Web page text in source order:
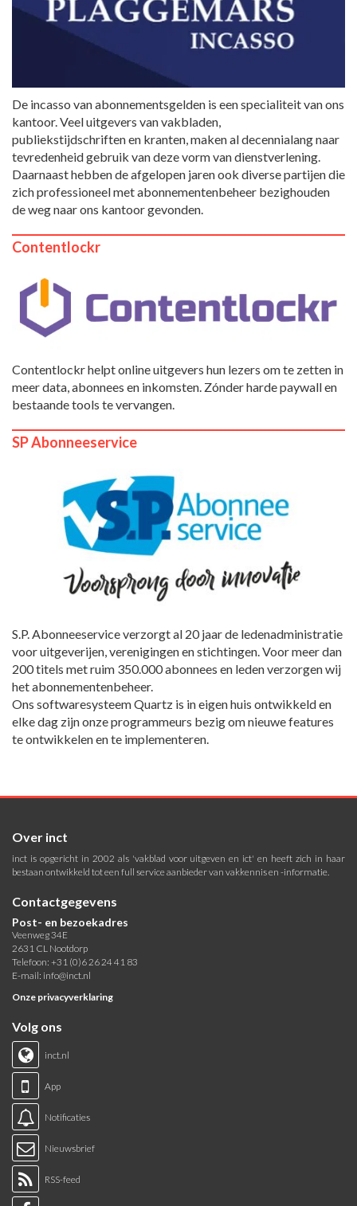
De incasso van abonnementsgelden is een specialiteit van ons
kantoor. Veel uitgevers van vakbladen,
publiekstijdschriften en kranten, maken al decennialang naar
tevredenheid gebruik van deze vorm van dienstverlening.
Daarnaast hebben de afgelopen jaren ook diverse partijen die
zich professioneel met abonnementenbeheer bezighouden
de weg naar ons kantoor gevonden.
Contentlockr
Contentlockr helpt online uitgevers hun lezers om te zetten in
meer data, abonnees en inkomsten. Zónder harde paywall en
bestaande tools te vervangen.
SP Abonneeservice
S.P. Abonneeservice verzorgt al 20 jaar de ledenadministratie
voor uitgeverijen, verenigingen en stichtingen. Voor meer dan
200 titels met ruim 350.000 abonnees en leden verzorgen wij
het abonnementenbeheer.
Ons softwaresysteem Quartz is in eigen huis ontwikkeld en
elke dag zijn onze programmeurs bezig om nieuwe features
te ontwikkelen en te implementeren.
Over inct
inct is opgericht in 2002 als 'vakblad voor uitgeven en ict' en heeft zich in haar
bestaan ontwikkeld tot een full service aanbieder van vakkennis en -informatie.
Contactgegevens
Post- en bezoekadres
Veenweg 34E
2631 CL Nootdorp
Telefoon: +31 (0)6 26 24 41 83
E-mail: info@inct.nl
Onze privacyverklaring
Volg ons
inct.nl
App
Notificaties
Nieuwsbrief
RSS-feed